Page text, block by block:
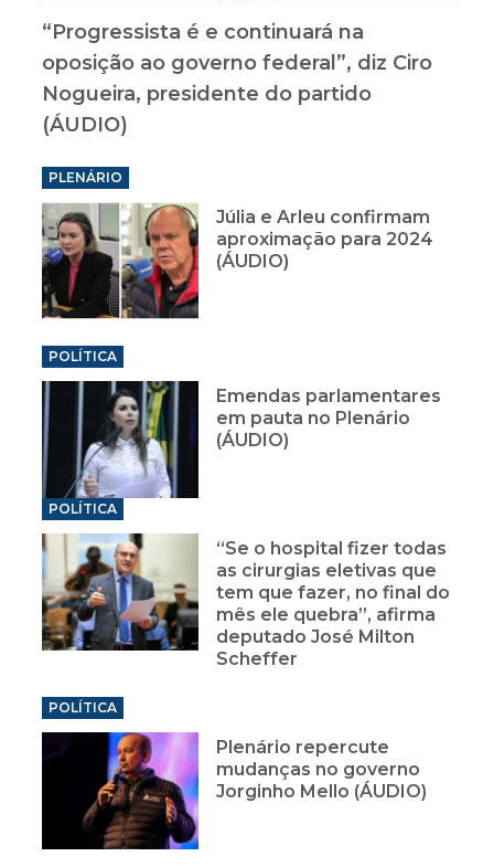
“Progressista é e continuará na
oposição ao governo federal”, diz Ciro
Nogueira, presidente do partido
(ÁUDIO)
PLENÁRIO
Júlia e Arleu confirmam
aproximação para 2024
(ÁUDIO)
POLÍTICA
Emendas parlamentares
em pauta no Plenário
(ÁUDIO)
POLÍTICA
“Se o hospital fizer todas
as cirurgias eletivas que
tem que fazer, no final do
mês ele quebra”, afirma
deputado José Milton
Scheffer
POLÍTICA
Plenário repercute
mudanças no governo
Jorginho Mello (ÁUDIO)